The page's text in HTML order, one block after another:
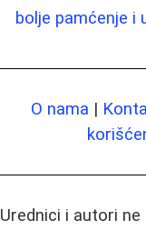
bolje pamćenje i
O nama |
Urednici i autori